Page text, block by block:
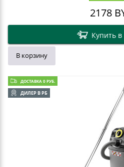
2178
Купить в
В корзину
ДОСТАВКА 0 РУБ.
ДИЛЕР В РБ